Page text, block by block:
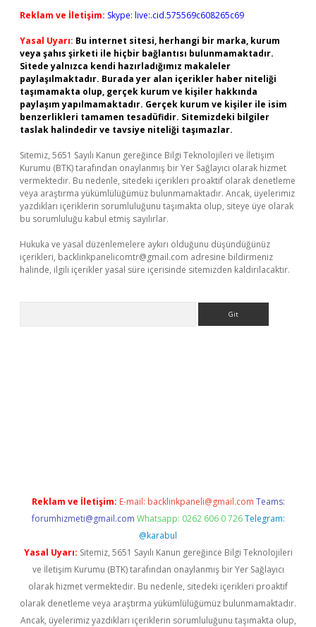
Reklam ve İletişim: Skype: live:.cid.575569c608265c69
Yasal Uyarı: Bu internet sitesi, herhangi bir marka, kurum
veya şahıs şirketi ile hiçbir bağlantısı bulunmamaktadır.
Sitede yalnızca kendi hazırladığımız makaleler
paylaşılmaktadır. Burada yer alan içerikler haber niteliği
taşımamakta olup, gerçek kurum ve kişiler hakkında
paylaşım yapılmamaktadır. Gerçek kurum ve kişiler ile isim
benzerlikleri tamamen tesadüfidir. Sitemizdeki bilgiler
taslak halindedir ve tavsiye niteliği taşımazlar.
Sitemiz, 5651 Sayılı Kanun gereğince Bilgi Teknolojileri ve İletişim
Kurumu (BTK) tarafından onaylanmış bir Yer Sağlayıcı olarak hizmet
vermektedir. Bu nedenle, sitedeki içerikleri proaktif olarak denetleme
veya araştırma yükümlülüğümüz bulunmamaktadır. Ancak, üyelerimiz
yazdıkları içeriklerin sorumluluğunu taşımakta olup, siteye üye olarak
bu sorumluluğu kabul etmiş sayılırlar.
Hukuka ve yasal düzenlemelere aykırı olduğunu düşündüğünüz
içerikleri, backlinkpanelicomtr@gmail.com adresine bildirmeniz
halinde, ilgili içerikler yasal süre içerisinde sitemizden kaldırılacaktır.
Reklam ve İletişim: E-mail: backlinkpaneli@gmail.com Teams:
forumhizmeti@gmail.com Whatsapp: 0262 606 0 726 Telegram:
@karabul
Yasal Uyarı: Sitemiz, 5651 Sayılı Kanun gereğince Bilgi Teknolojileri
ve İletişim Kurumu (BTK) tarafından onaylanmış bir Yer Sağlayıcı
olarak hizmet vermektedir. Bu nedenle, sitedeki içerikleri proaktif
olarak denetleme veya araştırma yükümlülüğümüz bulunmamaktadır.
Ancak, üyelerimiz yazdıkları içeriklerin sorumluluğunu taşımakta olup,